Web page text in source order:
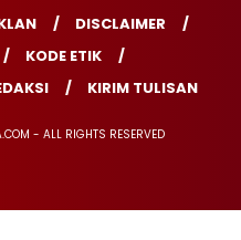
DISCLAIMER
KODE ETIK
KIRIM TULISAN
- ALL RIGHTS RESERVED